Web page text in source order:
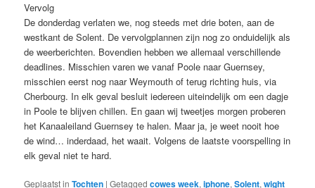
Vervolg
De donderdag verlaten we, nog steeds met drie boten, aan de
westkant de Solent. De vervolgplannen zijn nog zo onduidelijk als
de weerberichten. Bovendien hebben we allemaal verschillende
deadlines. Misschien varen we vanaf Poole naar Guernsey,
misschien eerst nog naar Weymouth of terug richting huis, via
Cherbourg. In elk geval besluit iedereen uiteindelijk om een dagje
in Poole te blijven chillen. En gaan wij tweetjes morgen proberen
het Kanaaleiland Guernsey te halen. Maar ja, je weet nooit hoe
de wind… inderdaad, het waait. Volgens de laatste voorspelling in
elk geval niet te hard.
Geplaatst in Tochten |Getagged cowes week,iphone,Solent,wight